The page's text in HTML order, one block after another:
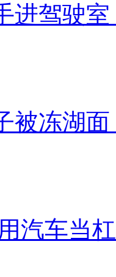
进驾驶
被冻湖
汽车当